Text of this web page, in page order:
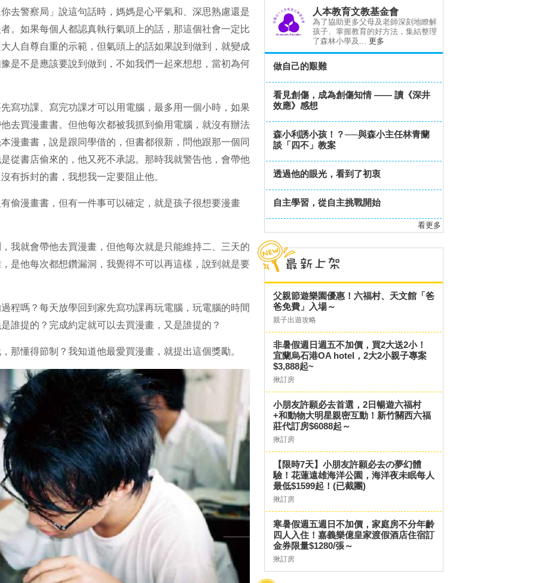
去警察局」說這句話時，媽媽是心平氣和、深思熟慮還是
。如果每個人都認真執行氣頭上的話，那這個社會一定比
人自尊自重的示範，但氣頭上的話如果說到做到，就變成
是不是應該要說到做到，不如我們一起來想想，當初為何
寫功課、寫完功課才可以用電腦，最多用一個小時，如果
去買漫畫書。但他每次都被我抓到偷用電腦，就沒有辦法
漫畫書，說是跟同學借的，但書都很新，問他跟那一個同
從書店偷來的，他又死不承認。那時我就警告他，會帶他
有拆封的書，我想我一定要阻止他。
偷漫畫書，但有一件事可以確定，就是孩子很想要漫畫
我就會帶他去買漫畫，但他每次就是只能維持二、三天的
是他每次都想鑽漏洞，我覺得不可以再這樣，說到就是要
程嗎？每天放學回到家先寫功課再玩電腦，玩電腦的時間
誰提的？完成約定就可以去買漫畫，又是誰提的？
那懂得節制？我知道他最愛買漫畫，就提出這個獎勵。
人本教育文教基金會
為了協助更多父母及老師深刻地瞭解
孩子、掌握教育的好方法，集結整理
了森林小學及... 更多
做自己的艱難
看見創傷，成為創傷知情 —— 讀《深井
效應》感想
森小利誘小孩！？──與森小主任林青蘭
談「四不」教案
透過他的眼光，看到了初衷
自主學習，從自主挑戰開始
看更多
父親節遊樂園優惠！六福村、天文館「爸
爸免費」入場～
親子出遊攻略
非暑假週日週五不加價，買2大送2小！
宜蘭烏石港OA hotel，2大2小親子專案
$3,888起~
揪訂房
小朋友許願必去首選，2日暢遊六福村
+和動物大明星親密互動！新竹關西六福
莊代訂房$6088起～
揪訂房
【限時7天】小朋友許願必去の夢幻體
驗！花蓮遠雄海洋公園，海洋夜未眠每人
最低$1599起！(已截團)
揪訂房
寒暑假週五週日不加價，家庭房不分年齡
四人入住！嘉義樂億皇家渡假酒店住宿訂
金券限量$1280/張～
揪訂房